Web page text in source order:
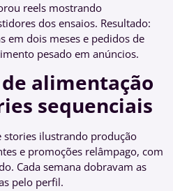
reels mostrando
dos ensaios. Resultado:
em dois meses e pedidos de
pesado em anúncios.
alimentação
sequenciais
stories ilustrando produção
e promoções relâmpago, com
Cada semana dobravam as
pelo perfil.